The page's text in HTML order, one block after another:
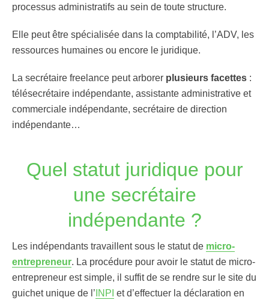
processus administratifs au sein de toute structure.
Elle peut être spécialisée dans la comptabilité, l’ADV, les
ressources humaines ou encore le juridique.
La secrétaire freelance peut arborer plusieurs facettes :
télésecrétaire indépendante, assistante administrative et
commerciale indépendante, secrétaire de direction
indépendante…
Quel statut juridique pour
une secrétaire
indépendante ?
Les indépendants travaillent sous le statut de micro-
entrepreneur. La procédure pour avoir le statut de micro-
entrepreneur est simple, il suffit de se rendre sur le site du
guichet unique de l’ INPI et d’effectuer la déclaration en